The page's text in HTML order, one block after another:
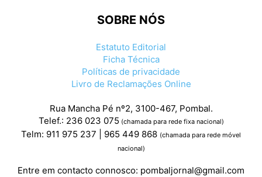
SOBRE NÓS
Estatuto Editorial
Ficha Técnica
Políticas de privacidade
Livro de Reclamações Online
Rua Mancha Pé nº2, 3100-467, Pombal.
Telef.: 236 023 075 (chamada para rede fixa nacional)
Telm: 911 975 237 | 965 449 868 (chamada para rede móvel
nacional)
Entre em contacto connosco: pombaljornal@gmail.com